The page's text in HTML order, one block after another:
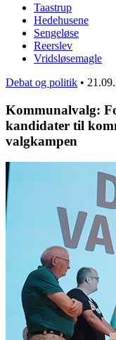
Taastrup
Hedehusene
Sengeløse
Reerslev
Vridsløsemagle
Debat og politik •
Kommunalvalg:
kandidater til
valgkampen